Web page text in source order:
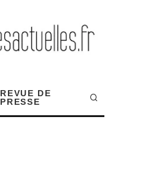
REVUE DE
PRESSE